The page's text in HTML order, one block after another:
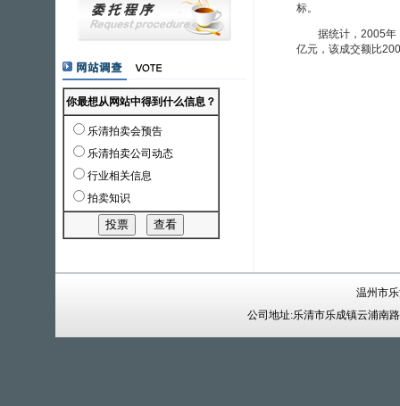
标。
据统计，2005年，
亿元，该成交额比
温州市
公司地址:乐清市乐成镇云浦南路